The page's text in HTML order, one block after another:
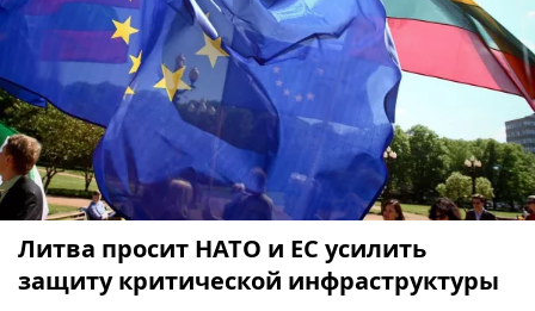
Литва просит НАТО и ЕС усилить
защиту критической инфраструктуры